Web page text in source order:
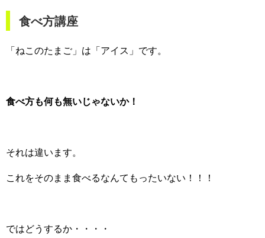
食べ方講座
「ねこのたまご」は「アイス」です。
食べ方も何も無いじゃないか！
それは違います。
これをそのまま食べるなんてもったいない！！！
ではどうするか・・・・